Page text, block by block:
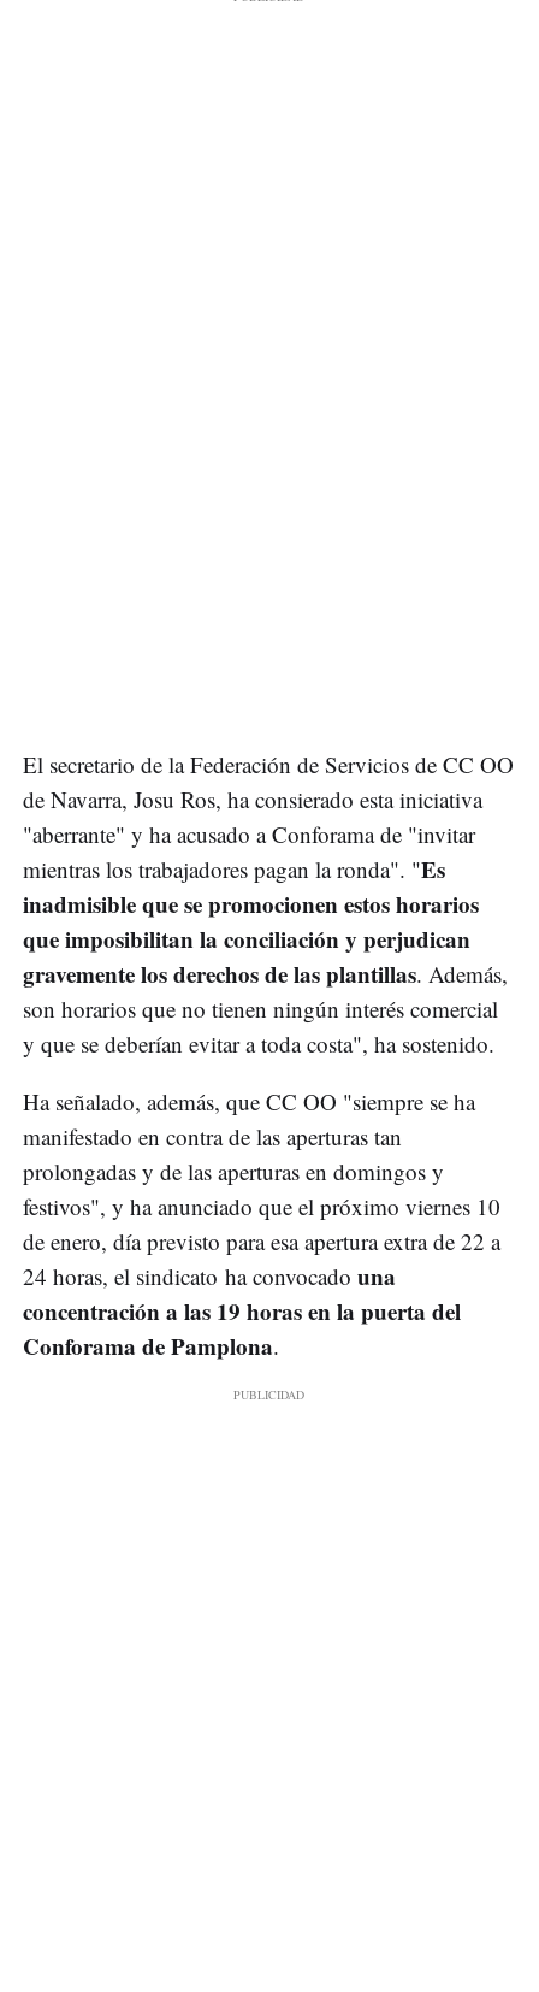
El secretario de la Federación de Servicios de CC OO
de Navarra, Josu Ros, ha consierado esta iniciativa
"aberrante" y ha acusado a Conforama de "invitar
mientras los trabajadores pagan la ronda". "Es
inadmisible que se promocionen estos horarios
que imposibilitan la conciliación y perjudican
gravemente los derechos de las plantillas. Además,
son horarios que no tienen ningún interés comercial
y que se deberían evitar a toda costa", ha sostenido.
Ha señalado, además, que CC OO "siempre se ha
manifestado en contra de las aperturas tan
prolongadas y de las aperturas en domingos y
festivos", y ha anunciado que el próximo viernes 10
de enero, día previsto para esa apertura extra de 22 a
24 horas, el sindicato ha convocado una
concentración a las 19 horas en la puerta del
Conforama de Pamplona.